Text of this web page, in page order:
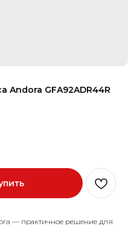
Andora GFA92ADR44R
— практичное решение для